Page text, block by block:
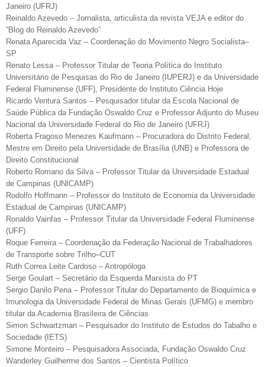
Janeiro (UFRJ)
Reinaldo Azevedo – Jornalista, articulista da revista VEJA e editor do
“Blog do Reinaldo Azevedo”
Renata Aparecida Vaz – Coordenação do Movimento Negro Socialista–
SP
Renato Lessa – Professor Titular de Teoria Política do Instituto
Universitário de Pesquisas do Rio de Janeiro (IUPERJ) e da Universidade
Federal Fluminense (UFF), Presidente do Instituto Ciência Hoje
Ricardo Ventura Santos – Pesquisador titular da Escola Nacional de
Saúde Pública da Fundação Oswaldo Cruz e Professor Adjunto do Museu
Nacional da Universidade Federal do Rio de Janeiro (UFRJ)
Roberta Fragoso Menezes Kaufmann – Procuradora do Distrito Federal,
Mestre em Direito pela Universidade de Brasília (UNB) e Professora de
Direito Constitucional
Roberto Romano da Silva – Professor Titular da Universidade Estadual
de Campinas (UNICAMP)
Rodolfo Hoffmann – Professor do Instituto de Economia da Universidade
Estadual de Campinas (UNICAMP)
Ronaldo Vainfas – Professor Titular da Universidade Federal Fluminense
(UFF)
Roque Ferreira – Coordenação da Federação Nacional de Trabalhadores
de Transporte sobre Trilho–CUT
Ruth Correa Leite Cardoso – Antropóloga
Serge Goulart – Secretário da Esquerda Marxista do PT
Sergio Danilo Pena – Professor Titular do Departamento de Bioquímica e
Imunologia da Universidade Federal de Minas Gerais (UFMG) e membro
titular da Academia Brasileira de Ciências
Simon Schwartzman – Pesquisador do Instituto de Estudos do Tabalho e
Sociedade (IETS)
Simone Monteiro – Pesquisadora Associada, Fundação Oswaldo Cruz
Wanderley Guilherme dos Santos – Cientista Político